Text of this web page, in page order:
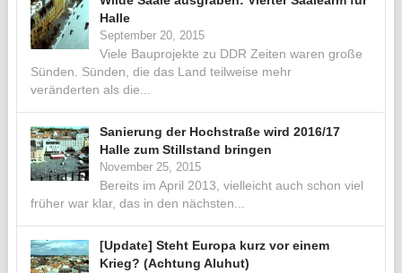
Halle
September 20, 2015
Viele Bauprojekte zu DDR Zeiten waren große
Sünden. Sünden, die das Land teilweise mehr
veränderten als die...
Sanierung der Hochstraße wird 2016/17
Halle zum Stillstand bringen
November 25, 2015
Bereits im April 2013, vielleicht auch schon viel
früher war klar, das in den nächsten...
[Update] Steht Europa kurz vor einem
Krieg? (Achtung Aluhut)